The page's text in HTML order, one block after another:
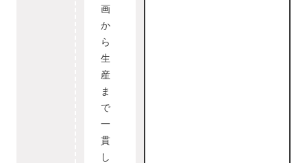
画
か
ら
生
産
ま
で
一
貫
し